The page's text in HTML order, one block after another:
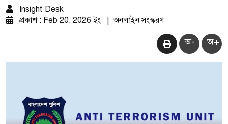
Insight Desk
প্রকাশ : Feb 20, 2026 ইং
অনলাইন সংস্করণ
অ- অ+